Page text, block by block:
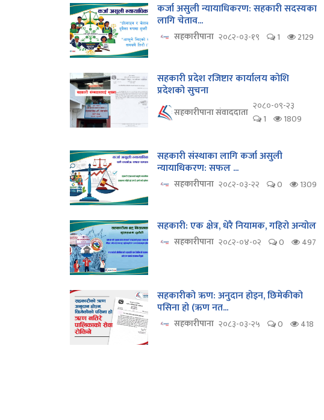
कर्जा असुली न्यायाधिकरण: सहकारी सदस्यका
लागि चेताव...
सहकारीपाना २०८२-०३-१९ 1 2129
सहकारी प्रदेश रजिष्टार कार्यालय कोशि
प्रदेशको सुचना
सहकारीपाना संवाददाता २०८०-०९-२३
1
1809
सहकारी संस्थाका लागि कर्जा असुली
न्यायाधिकरण: सफल ...
सहकारीपाना २०८२-०३-२२ 0 1309
सहकारी: एक क्षेत्र, धेरै नियामक, गहिरो अन्योल
सहकारीपाना २०८२-०४-०२ 0 497
सहकारीको ऋण: अनुदान होइन, छिमेकीको
पसिना हो (ऋण नत...
सहकारीपाना २०८३-०३-२५ 0 418